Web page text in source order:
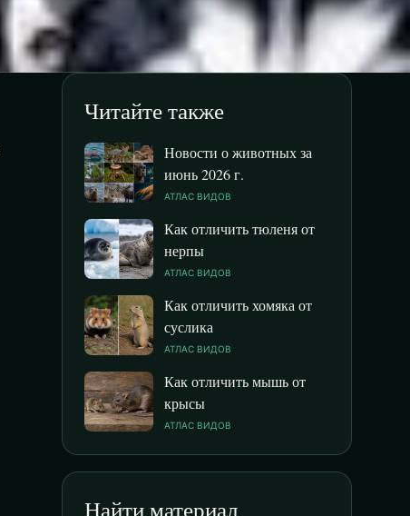
Читайте также
Новости о животных за
июнь 2026 г.
АТЛАС ВИДОВ
Как отличить тюленя от
нерпы
АТЛАС ВИДОВ
Как отличить хомяка от
суслика
АТЛАС ВИДОВ
Как отличить мышь от
крысы
АТЛАС ВИДОВ
Найти материал